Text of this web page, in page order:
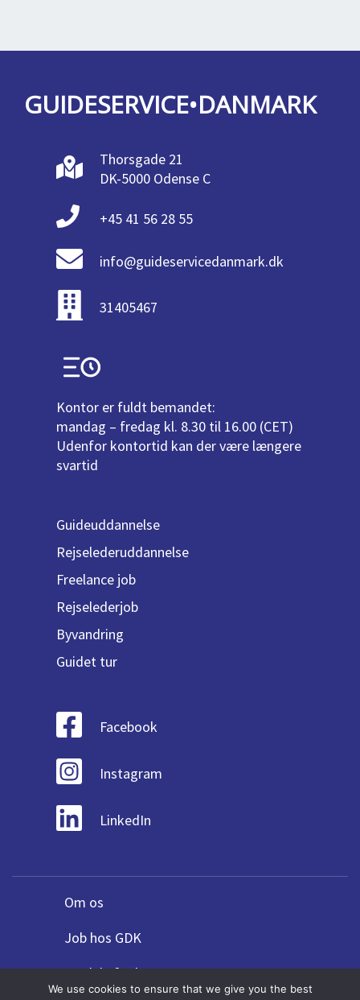
GUIDESERVICE•DANMARK
Thorsgade 21
DK-5000 Odense C
+45 41 56 28 55
info@guideservicedanmark.dk
31405467
Kontor er fuldt bemandet:
mandag – fredag kl. 8.30 til 16.00 (CET)
Udenfor kontortid kan der være længere
svartid
Guideuddannelse
Rejselederuddannelse
Freelance job
Rejselederjob
Byvandring
Guidet tur
Facebook
Instagram
LinkedIn
Om os
Job hos GDK
Fordele for bureauer
We use cookies to ensure that we give you the best